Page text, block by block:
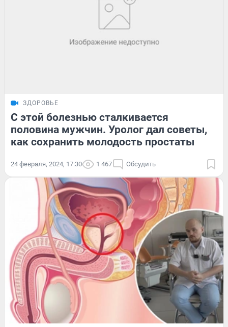
ЗДОРОВЬЕ
С этой болезнью сталкивается
половина мужчин. Уролог дал советы,
как сохранить молодость простаты
24 февраля, 2024, 17:30 1 467 Обсудить